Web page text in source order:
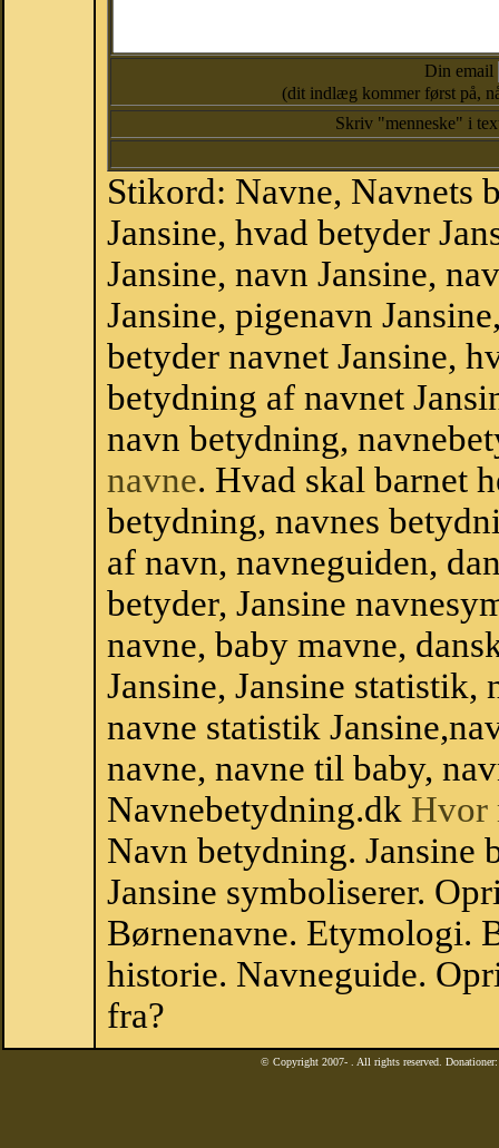
Din email
(dit indlæg kommer først på,
Skriv "menneske" i
Stikord: Navne, Navnets
Jansine, hvad betyder
Jansine, navn Jansine,
Jansine, pigenavn
betyder navnet Jansine,
betydning af navnet
navn betydning,
navne. Hvad skal barnet
betydning, navnes
af navn, navneguiden,
betyder, Jansine
navne, baby mavne,
Jansine, Jansine
navne statistik
navne, navne til baby,
Navnebetydning.dk Hvor
Navn betydning. Jansine
Jansine symboliserer.
Børnenavne. Etymologi.
historie. Navneguide.
fra?
© Copyright 2007- . All rights reserved.